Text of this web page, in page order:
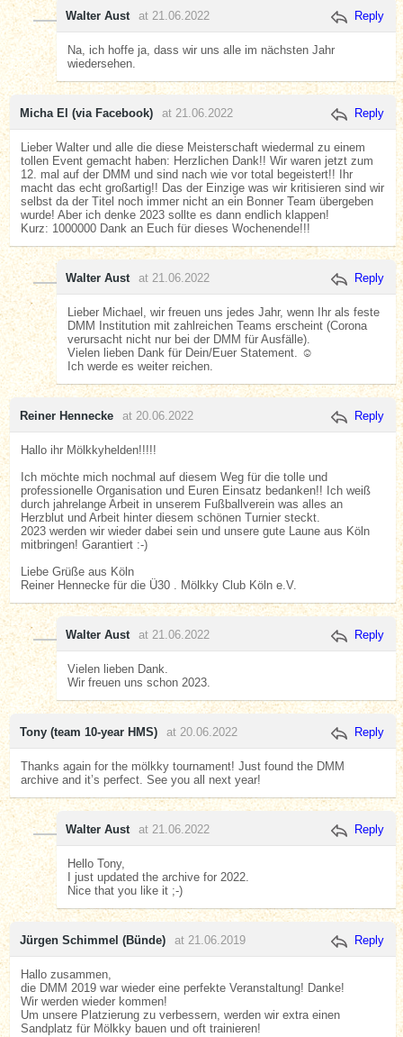
Walter Aust at 21.06.2022 Reply
Na, ich hoffe ja, dass wir uns alle im nächsten Jahr
wiedersehen.
Micha El (via Facebook) at 21.06.2022 Reply
Lieber Walter und alle die diese Meisterschaft wiedermal zu einem
tollen Event gemacht haben: Herzlichen Dank!! Wir waren jetzt zum
12. mal auf der DMM und sind nach wie vor total begeistert!! Ihr
macht das echt großartig!! Das der Einzige was wir kritisieren sind wir
selbst da der Titel noch immer nicht an ein Bonner Team übergeben
wurde! Aber ich denke 2023 sollte es dann endlich klappen!
Kurz: 1000000 Dank an Euch für dieses Wochenende!!!
Walter Aust at 21.06.2022 Reply
Lieber Michael, wir freuen uns jedes Jahr, wenn Ihr als feste
DMM Institution mit zahlreichen Teams erscheint (Corona
verursacht nicht nur bei der DMM für Ausfälle).
Vielen lieben Dank für Dein/Euer Statement. ☺️
Ich werde es weiter reichen.
Reiner Hennecke at 20.06.2022 Reply
Hallo ihr Mölkkyhelden!!!!!
Ich möchte mich nochmal auf diesem Weg für die tolle und
professionelle Organisation und Euren Einsatz bedanken!! Ich weiß
durch jahrelange Arbeit in unserem Fußballverein was alles an
Herzblut und Arbeit hinter diesem schönen Turnier steckt.
2023 werden wir wieder dabei sein und unsere gute Laune aus Köln
mitbringen! Garantiert :-)
Liebe Grüße aus Köln
Reiner Hennecke für die Ü30 . Mölkky Club Köln e.V.
Walter Aust at 21.06.2022 Reply
Vielen lieben Dank.
Wir freuen uns schon 2023.
Tony (team 10-year HMS) at 20.06.2022 Reply
Thanks again for the mölkky tournament! Just found the DMM
archive and it’s perfect. See you all next year!
Walter Aust at 21.06.2022 Reply
Hello Tony,
I just updated the archive for 2022.
Nice that you like it ;-)
Jürgen Schimmel (Bünde) at 21.06.2019 Reply
Hallo zusammen,
die DMM 2019 war wieder eine perfekte Veranstaltung! Danke!
Wir werden wieder kommen!
Um unsere Platzierung zu verbessern, werden wir extra einen
Sandplatz für Mölkky bauen und oft trainieren!